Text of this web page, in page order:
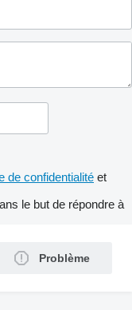
de confidentialité et
le but de répondre à
Problème